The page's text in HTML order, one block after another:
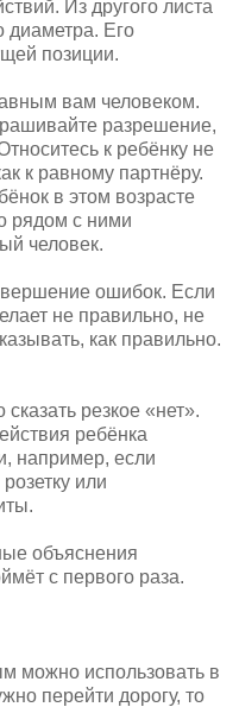
Из другого листа
диаметра. Его
позиции.
вам человеком.
разрешение,
к ребёнку не
к равному партнёру.
в этом возрасте
рядом с ними
человек.
ошибок. Если
не правильно, не
как правильно.
резкое «нет».
ребёнка
например, если
или
объяснения
с первого раза.
можно использовать в
перейти дорогу, то